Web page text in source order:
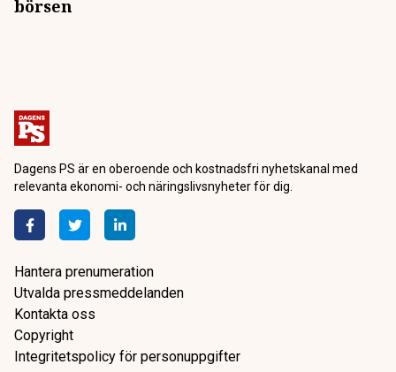
börsen
Dagens PS är en oberoende och kostnadsfri nyhetskanal med
relevanta ekonomi- och näringslivsnyheter för dig.
Hantera prenumeration
Utvalda pressmeddelanden
Kontakta oss
Copyright
Integritetspolicy för personuppgifter